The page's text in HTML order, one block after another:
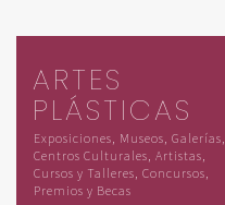
ARTES
PLÁSTICAS
Exposiciones, Museos, Galerías,
Centros Culturales, Artistas,
Cursos y Talleres, Concursos,
Premios y Becas